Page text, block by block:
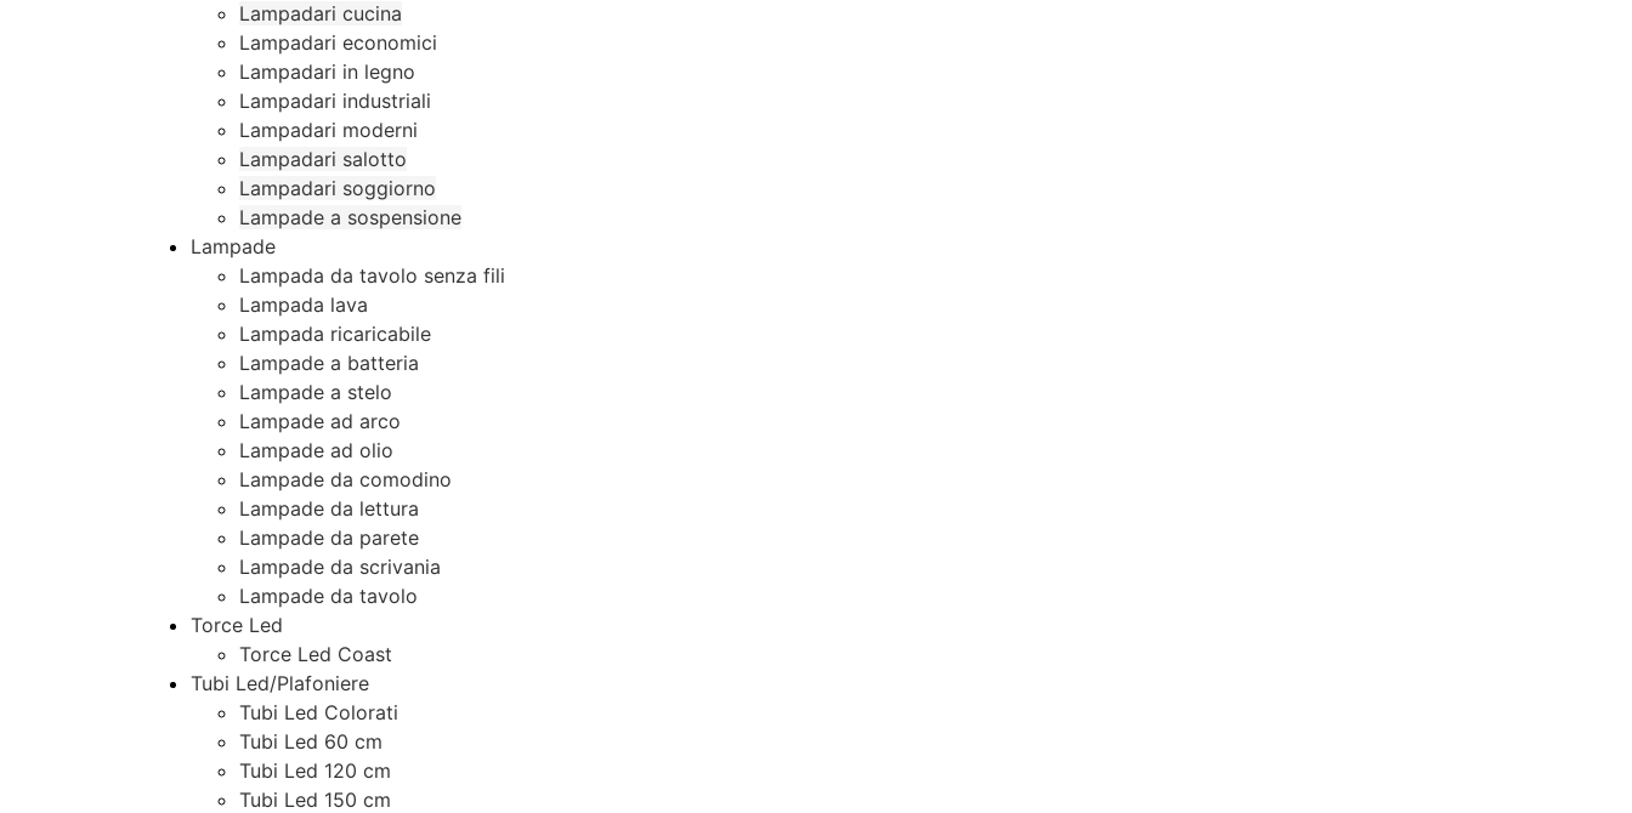
Lampadari cucina
Lampadari economici
Lampadari in legno
Lampadari industriali
Lampadari moderni
Lampadari salotto
Lampadari soggiorno
Lampade a sospensione
Lampade
Lampada da tavolo senza fili
Lampada lava
Lampada ricaricabile
Lampade a batteria
Lampade a stelo
Lampade ad arco
Lampade ad olio
Lampade da comodino
Lampade da lettura
Lampade da parete
Lampade da scrivania
Lampade da tavolo
Torce Led
Torce Led Coast
Tubi Led/Plafoniere
Tubi Led Colorati
Tubi Led 60 cm
Tubi Led 120 cm
Tubi Led 150 cm